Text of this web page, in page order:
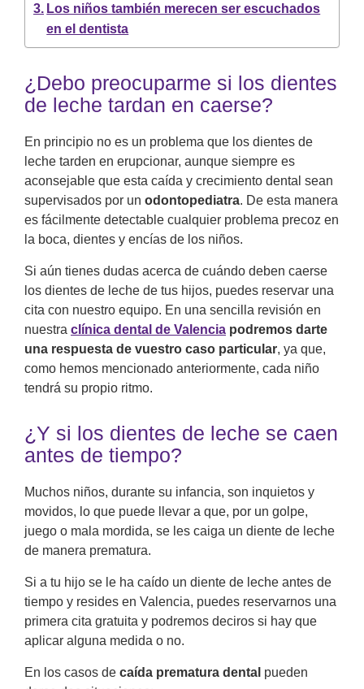
Los niños también merecen ser escuchados
en el dentista
¿Debo preocuparme si los dientes
de leche tardan en caerse?
En principio no es un problema que los dientes de
leche tarden en erupcionar, aunque siempre es
aconsejable que esta caída y crecimiento dental sean
supervisados por un odontopediatra. De esta manera
es fácilmente detectable cualquier problema precoz en
la boca, dientes y encías de los niños.
Si aún tienes dudas acerca de cuándo deben caerse
los dientes de leche de tus hijos, puedes reservar una
cita con nuestro equipo. En una sencilla revisión en
nuestra clínica dental de Valencia podremos darte
una respuesta de vuestro caso particular, ya que,
como hemos mencionado anteriormente, cada niño
tendrá su propio ritmo.
¿Y si los dientes de leche se caen
antes de tiempo?
Muchos niños, durante su infancia, son inquietos y
movidos, lo que puede llevar a que, por un golpe,
juego o mala mordida, se les caiga un diente de leche
de manera prematura.
Si a tu hijo se le ha caído un diente de leche antes de
tiempo y resides en Valencia, puedes reservarnos una
primera cita gratuita y podremos deciros si hay que
aplicar alguna medida o no.
En los casos de caída prematura dental pueden